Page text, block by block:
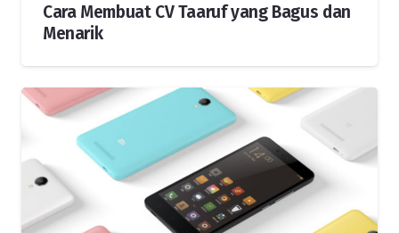
Cara Membuat CV Taaruf yang Bagus dan
Menarik